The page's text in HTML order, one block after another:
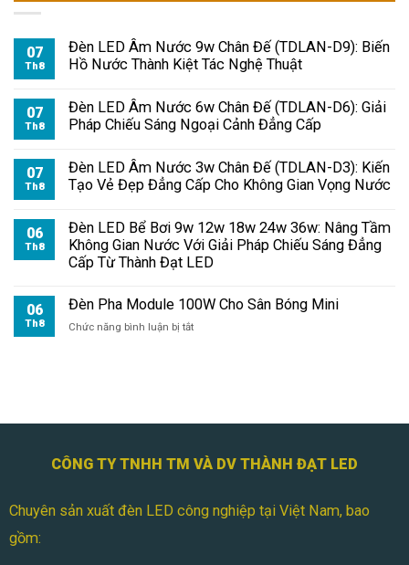
07
Th8
Đèn LED Âm Nước 9w Chân Đế (TDLAN-D9): Biến
Hồ Nước Thành Kiệt Tác Nghệ Thuật
07
Th8
Đèn LED Âm Nước 6w Chân Đế (TDLAN-D6): Giải
Pháp Chiếu Sáng Ngoại Cảnh Đẳng Cấp
07
Th8
Đèn LED Âm Nước 3w Chân Đế (TDLAN-D3): Kiến
Tạo Vẻ Đẹp Đẳng Cấp Cho Không Gian Vọng Nước
06
Th8
Đèn LED Bể Bơi 9w 12w 18w 24w 36w: Nâng Tầm
Không Gian Nước Với Giải Pháp Chiếu Sáng Đẳng
Cấp Từ Thành Đạt LED
06
Th8
Đèn Pha Module 100W Cho Sân Bóng Mini
Chức năng bình luận bị tắtở
Sân
Mini
CÔNG TY TNHH TM VÀ DV THÀNH ĐẠT LED
Chuyên sản xuất đèn LED công nghiệp tại Việt Nam, bao
gồm: